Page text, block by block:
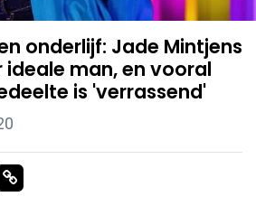
onderlijf: Jade Mintjens
man, en vooral
is 'verrassend'
Whatsapp
via Mail
Delen via link